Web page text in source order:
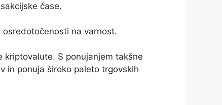
čase.
na varnost.
S ponujanjem takšne
in ponuja široko paleto trgovskih